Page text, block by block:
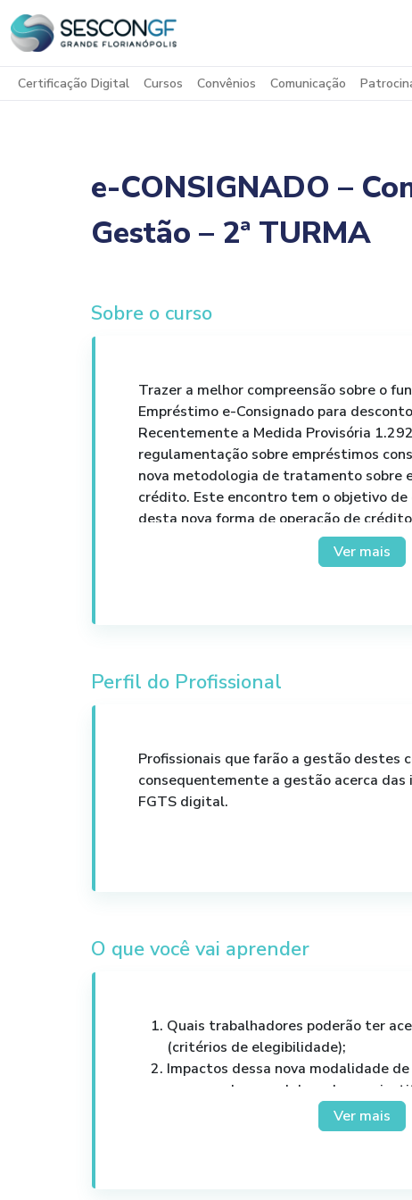
Certificação Digital Cursos Convênios Comunicação
e-CONSIGNADO –
Gestão – 2ª TURMA
Sobre o curso
Trazer a melhor compreensão sobre o
Empréstimo e-Consignado para
Recentemente a Medida Provisória
regulamentação sobre empréstimos
nova metodologia de tratamento sobre
crédito. Este encontro tem o objetivo
desta nova forma de operação de
Ver mais
Perfil do Profissional
Profissionais que farão a gestão destes
consequentemente a gestão acerca das
FGTS digital.
O que você vai aprender
Quais trabalhadores poderão ter
(critérios de elegibilidade);
Impactos dessa nova modalidade
empregadores, colaboradores e
O novo modelo de eConsignado não
Ver mais